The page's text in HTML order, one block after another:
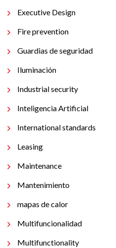
Executive Design
Fire prevention
Guardias de seguridad
Iluminación
Industrial security
Inteligencia Artificial
International standards
Leasing
Maintenance
Mantenimiento
mapas de calor
Multifuncionalidad
Multifunctionality